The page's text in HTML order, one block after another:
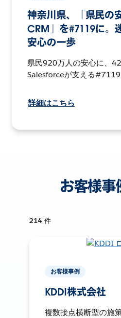
神奈川県、「県民の
CRM」を#7119に。
安心の一歩
県民920万人の安心に、
Salesforceが支える#7119
詳細はこちら
お客様事
214 件
お客様事例
KDDI株式会社
複数接点横断型の施